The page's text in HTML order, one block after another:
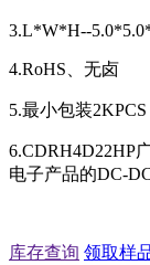
3.L*W*H--
4.RoHS、无卤
5.最小包装2KPCS
6.CDRH4D22HP
电子产品的DC-
库存查询 领取样